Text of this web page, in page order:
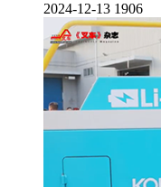
2024-12-13 1906